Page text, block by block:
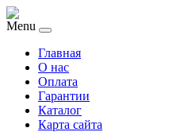
Menu
Главная
O нас
Оплата
Гарантии
Каталог
Карта сайта